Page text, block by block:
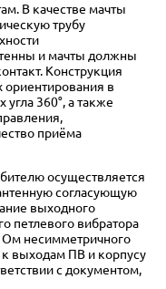
В качестве мачты
трубу
и мачты должны
Конструкция
ориентирования в
угла 360°, а также
приёма
осуществляется
согласующую
выходного
петлевого вибратора
несимметричного
выходам ПВ и корпусу
с документом,